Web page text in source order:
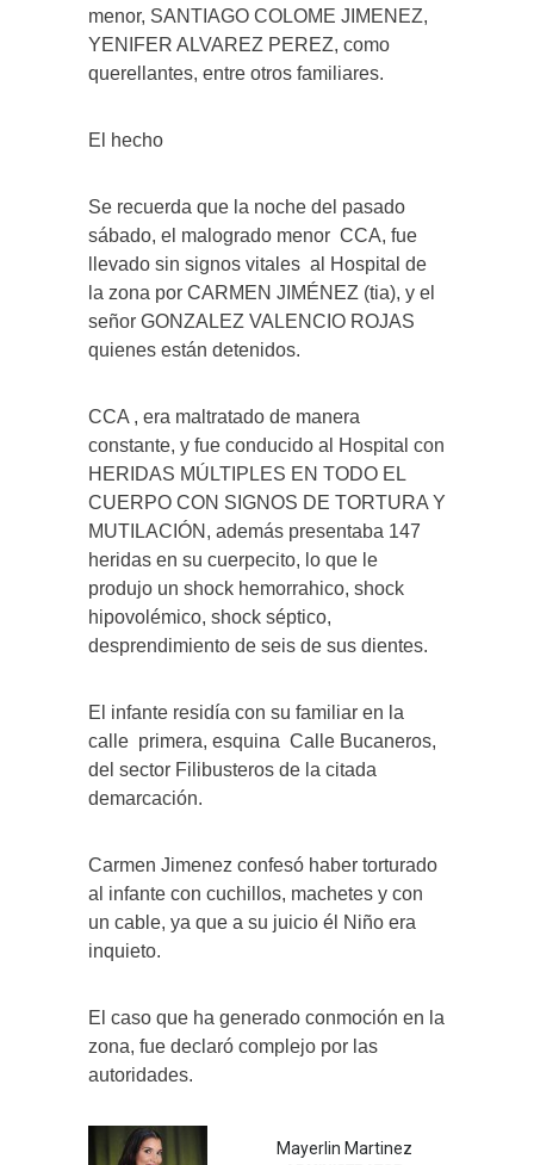
menor, SANTIAGO COLOME JIMENEZ,
YENIFER ALVAREZ PEREZ, como
querellantes, entre otros familiares.
El hecho
Se recuerda que la noche del pasado
sábado, el malogrado menor CCA, fue
llevado sin signos vitales al Hospital de
la zona por CARMEN JIMÉNEZ (tia), y el
señor GONZALEZ VALENCIO ROJAS
quienes están detenidos.
CCA , era maltratado de manera
constante, y fue conducido al Hospital con
HERIDAS MÚLTIPLES EN TODO EL
CUERPO CON SIGNOS DE TORTURA Y
MUTILACIÓN, además presentaba 147
heridas en su cuerpecito, lo que le
produjo un shock hemorrahico, shock
hipovolémico, shock séptico,
desprendimiento de seis de sus dientes.
El infante residía con su familiar en la
calle primera, esquina Calle Bucaneros,
del sector Filibusteros de la citada
demarcación.
Carmen Jimenez confesó haber torturado
al infante con cuchillos, machetes y con
un cable, ya que a su juicio él Niño era
inquieto.
El caso que ha generado conmoción en la
zona, fue declaró complejo por las
autoridades.
Mayerlin Martinez